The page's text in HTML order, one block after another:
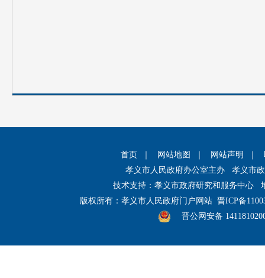
首页 网站地图 网站声明
孝义市人民政府办公室主办 孝义市
技术支持：孝义市政府研究和服务中心
版权所有：孝义市人民政府门户网站 晋ICP备
晋公网安备